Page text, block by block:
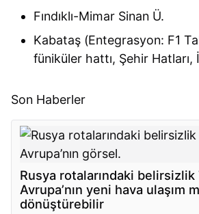
Fındıklı-Mimar Sinan Ü.
Kabataş (Entegrasyon: F1
füniküler hattı, Şehir Hatları,
Son Haberler
Rusya rotalarındaki belirsizlik
Avrupa’nın yeni hava ulaşım
dönüştürebilir